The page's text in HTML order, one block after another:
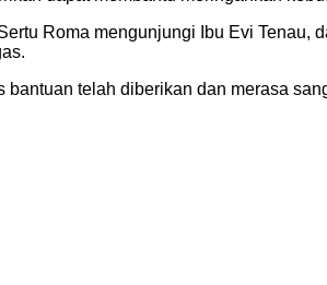
Roma mengunjungi Ibu Evi
bantuan telah diberikan dan merasa